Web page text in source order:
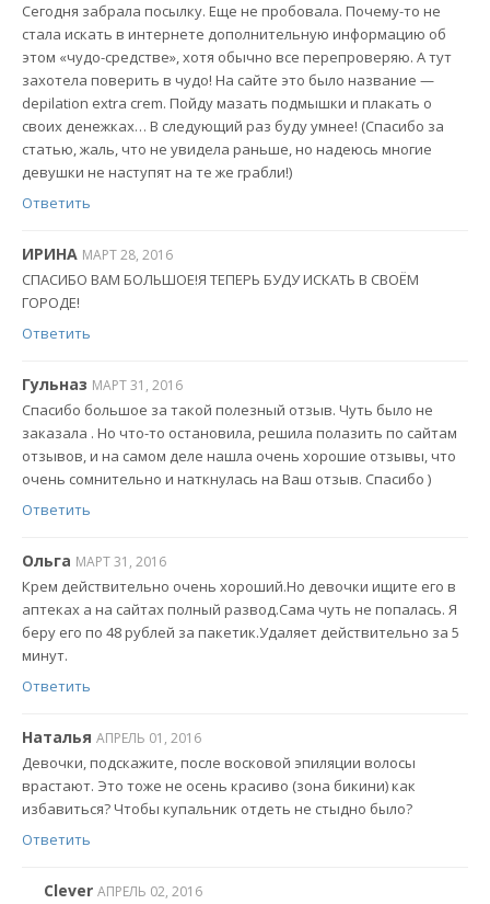
Сегодня забрала посылку. Еще не пробовала. Почему-то не
стала искать в интернете дополнительную информацию об
этом «чудо-средстве», хотя обычно все перепроверяю. А тут
захотела поверить в чудо! На сайте это было название —
depilation extra crem. Пойду мазать подмышки и плакать о
своих денежках… В следующий раз буду умнее! (Спасибо за
статью, жаль, что не увидела раньше, но надеюсь многие
девушки не наступят на те же грабли!)
Ответить
ИРИНА МАРТ 28, 2016
СПАСИБО ВАМ БОЛЬШОЕ!Я ТЕПЕРЬ БУДУ ИСКАТЬ В СВОЁМ
ГОРОДЕ!
Ответить
Гульназ МАРТ 31, 2016
Спасибо большое за такой полезный отзыв. Чуть было не
заказала . Но что-то остановила, решила полазить по сайтам
отзывов, и на самом деле нашла очень хорошие отзывы, что
очень сомнительно и наткнулась на Ваш отзыв. Спасибо )
Ответить
Ольга МАРТ 31, 2016
Крем действительно очень хороший.Но девочки ищите его в
аптеках а на сайтах полный развод.Сама чуть не попалась. Я
беру его по 48 рублей за пакетик.Удаляет действительно за 5
минут.
Ответить
Наталья АПРЕЛЬ 01, 2016
Девочки, подскажите, после восковой эпиляции волосы
врастают. Это тоже не осень красиво (зона бикини) как
избавиться? Чтобы купальник отдеть не стыдно было?
Ответить
Clever АПРЕЛЬ 02, 2016